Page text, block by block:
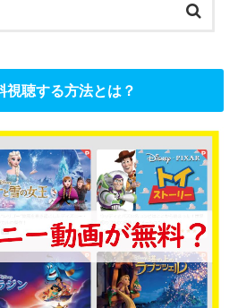
視聴する方法とは？